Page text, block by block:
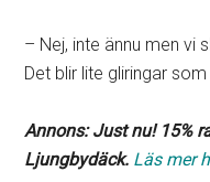
– Nej, inte ännu men vi
Det blir lite gliringar
Annons: Just nu! 15%
Ljungbydäck. Läs mer